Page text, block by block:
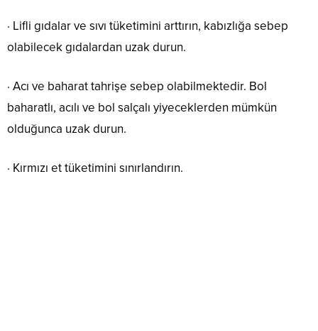
· Lifli gıdalar ve sıvı tüketimini arttırın, kabızlığa sebep
olabilecek gıdalardan uzak durun.
· Acı ve baharat tahrişe sebep olabilmektedir. Bol
baharatlı, acılı ve bol salçalı yiyeceklerden mümkün
olduğunca uzak durun.
· Kırmızı et tüketimini sınırlandırın.